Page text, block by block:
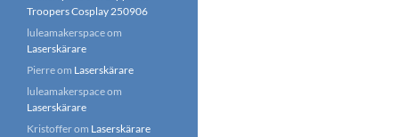
Troopers Cosplay 250906
luleamakerspaceom
Laserskärare
Pierreom Laserskärare
luleamakerspaceom
Laserskärare
Kristofferom Laserskärare